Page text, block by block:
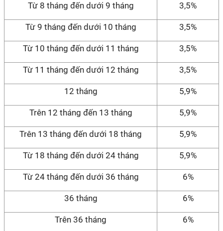
Từ 8 tháng đến dưới 9 tháng 3,5%
Từ 9 tháng đến dưới 10 tháng 3,5%
Từ 10 tháng đến dưới 11 tháng 3,5%
Từ 11 tháng đến dưới 12 tháng 3,5%
12 tháng 5,9%
Trên 12 tháng đến 13 tháng 5,9%
Trên 13 tháng đến dưới 18 tháng 5,9%
Từ 18 tháng đến dưới 24 tháng 5,9%
Từ 24 tháng đến dưới 36 tháng 6%
36 tháng 6%
Trên 36 tháng 6%